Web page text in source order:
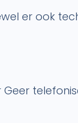
er ook
Geer